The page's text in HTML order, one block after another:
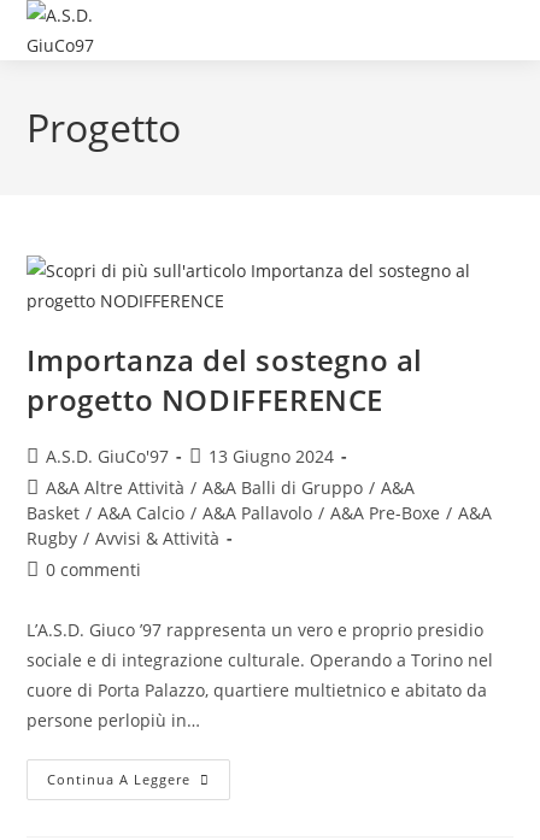
Progetto
Importanza del sostegno al
progetto NODIFFERENCE
A.S.D. GiuCo'97
13 Giugno 2024
A&A Altre Attività / A&A Balli di Gruppo / A&A
Basket / A&A Calcio / A&A Pallavolo / A&A Pre-Boxe / A&A
Rugby / Avvisi & Attività
0 commenti
L’A.S.D. Giuco ’97 rappresenta un vero e proprio presidio
sociale e di integrazione culturale. Operando a Torino nel
cuore di Porta Palazzo, quartiere multietnico e abitato da
persone perlopiù in…
Continua A Leggere